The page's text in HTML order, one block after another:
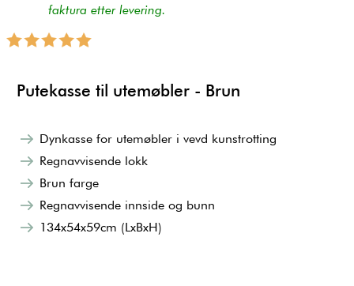
faktura etter levering.
Putekasse til utemøbler - Brun
Dynkasse for utemøbler i vevd kunstrotting
Regnavvisende lokk
Brun farge
Regnavvisende innside og bunn
134x54x59cm (LxBxH)